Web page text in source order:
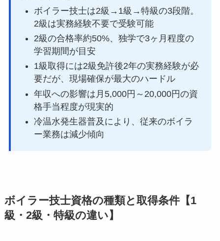
ボイラー技士は2級→1級→特級の3段階。
2級は実務経験不要で受験可能
2級の合格率約50%、独学で3ヶ月程度の
学習期間が目安
1級取得には2級免許後2年の実務経験が必
要だが、現場確保が最大のハードル
年収への影響は月5,000円～20,000円の資
格手当程度が現実的
冷温水発生器普及により、従来のボイラ
ー業務は減少傾向
ボイラー技士資格の種類と取得条件【1
級・2級・特級の違い】